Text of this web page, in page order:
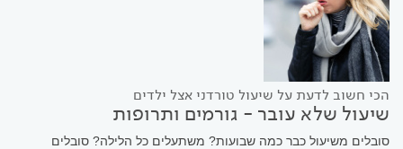
הכי חשוב לדעת על שיעול טורדני אצל ילדים
שיעול שלא עובר - גורמים ותרופות
סובלים משיעול כבר כמה שבועות? משתעלים כל הלילה? סובלים